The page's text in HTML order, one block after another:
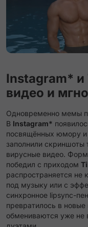
Instagram* и
видео и
Одновременно мемы
В Instagram*
посвящённых юмору
заполнили скриншоты
вирусные видео.
победил с приходом
распространяется не
под музыку или с
синхронное lipsync-
превратилось в
обмениваются уже не